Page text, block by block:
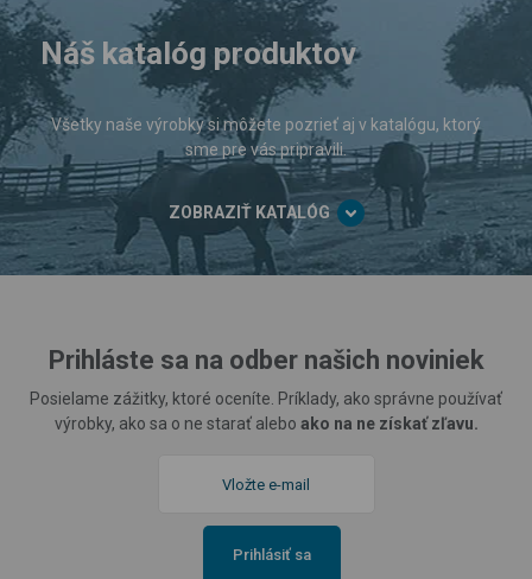
Náš katalóg produktov
Všetky naše výrobky si môžete pozrieť aj v katalógu, ktorý
sme pre vás pripravili.
ZOBRAZIŤ KATALÓG
Prihláste sa na odber našich noviniek
Posielame zážitky, ktoré oceníte. Príklady, ako správne používať
výrobky, ako sa o ne starať alebo ako na ne získať zľavu.
Prihlásiť sa